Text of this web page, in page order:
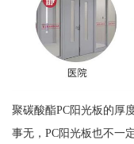
聚碳酸酯PC阳光板的厚
事无，PC阳光板也不一